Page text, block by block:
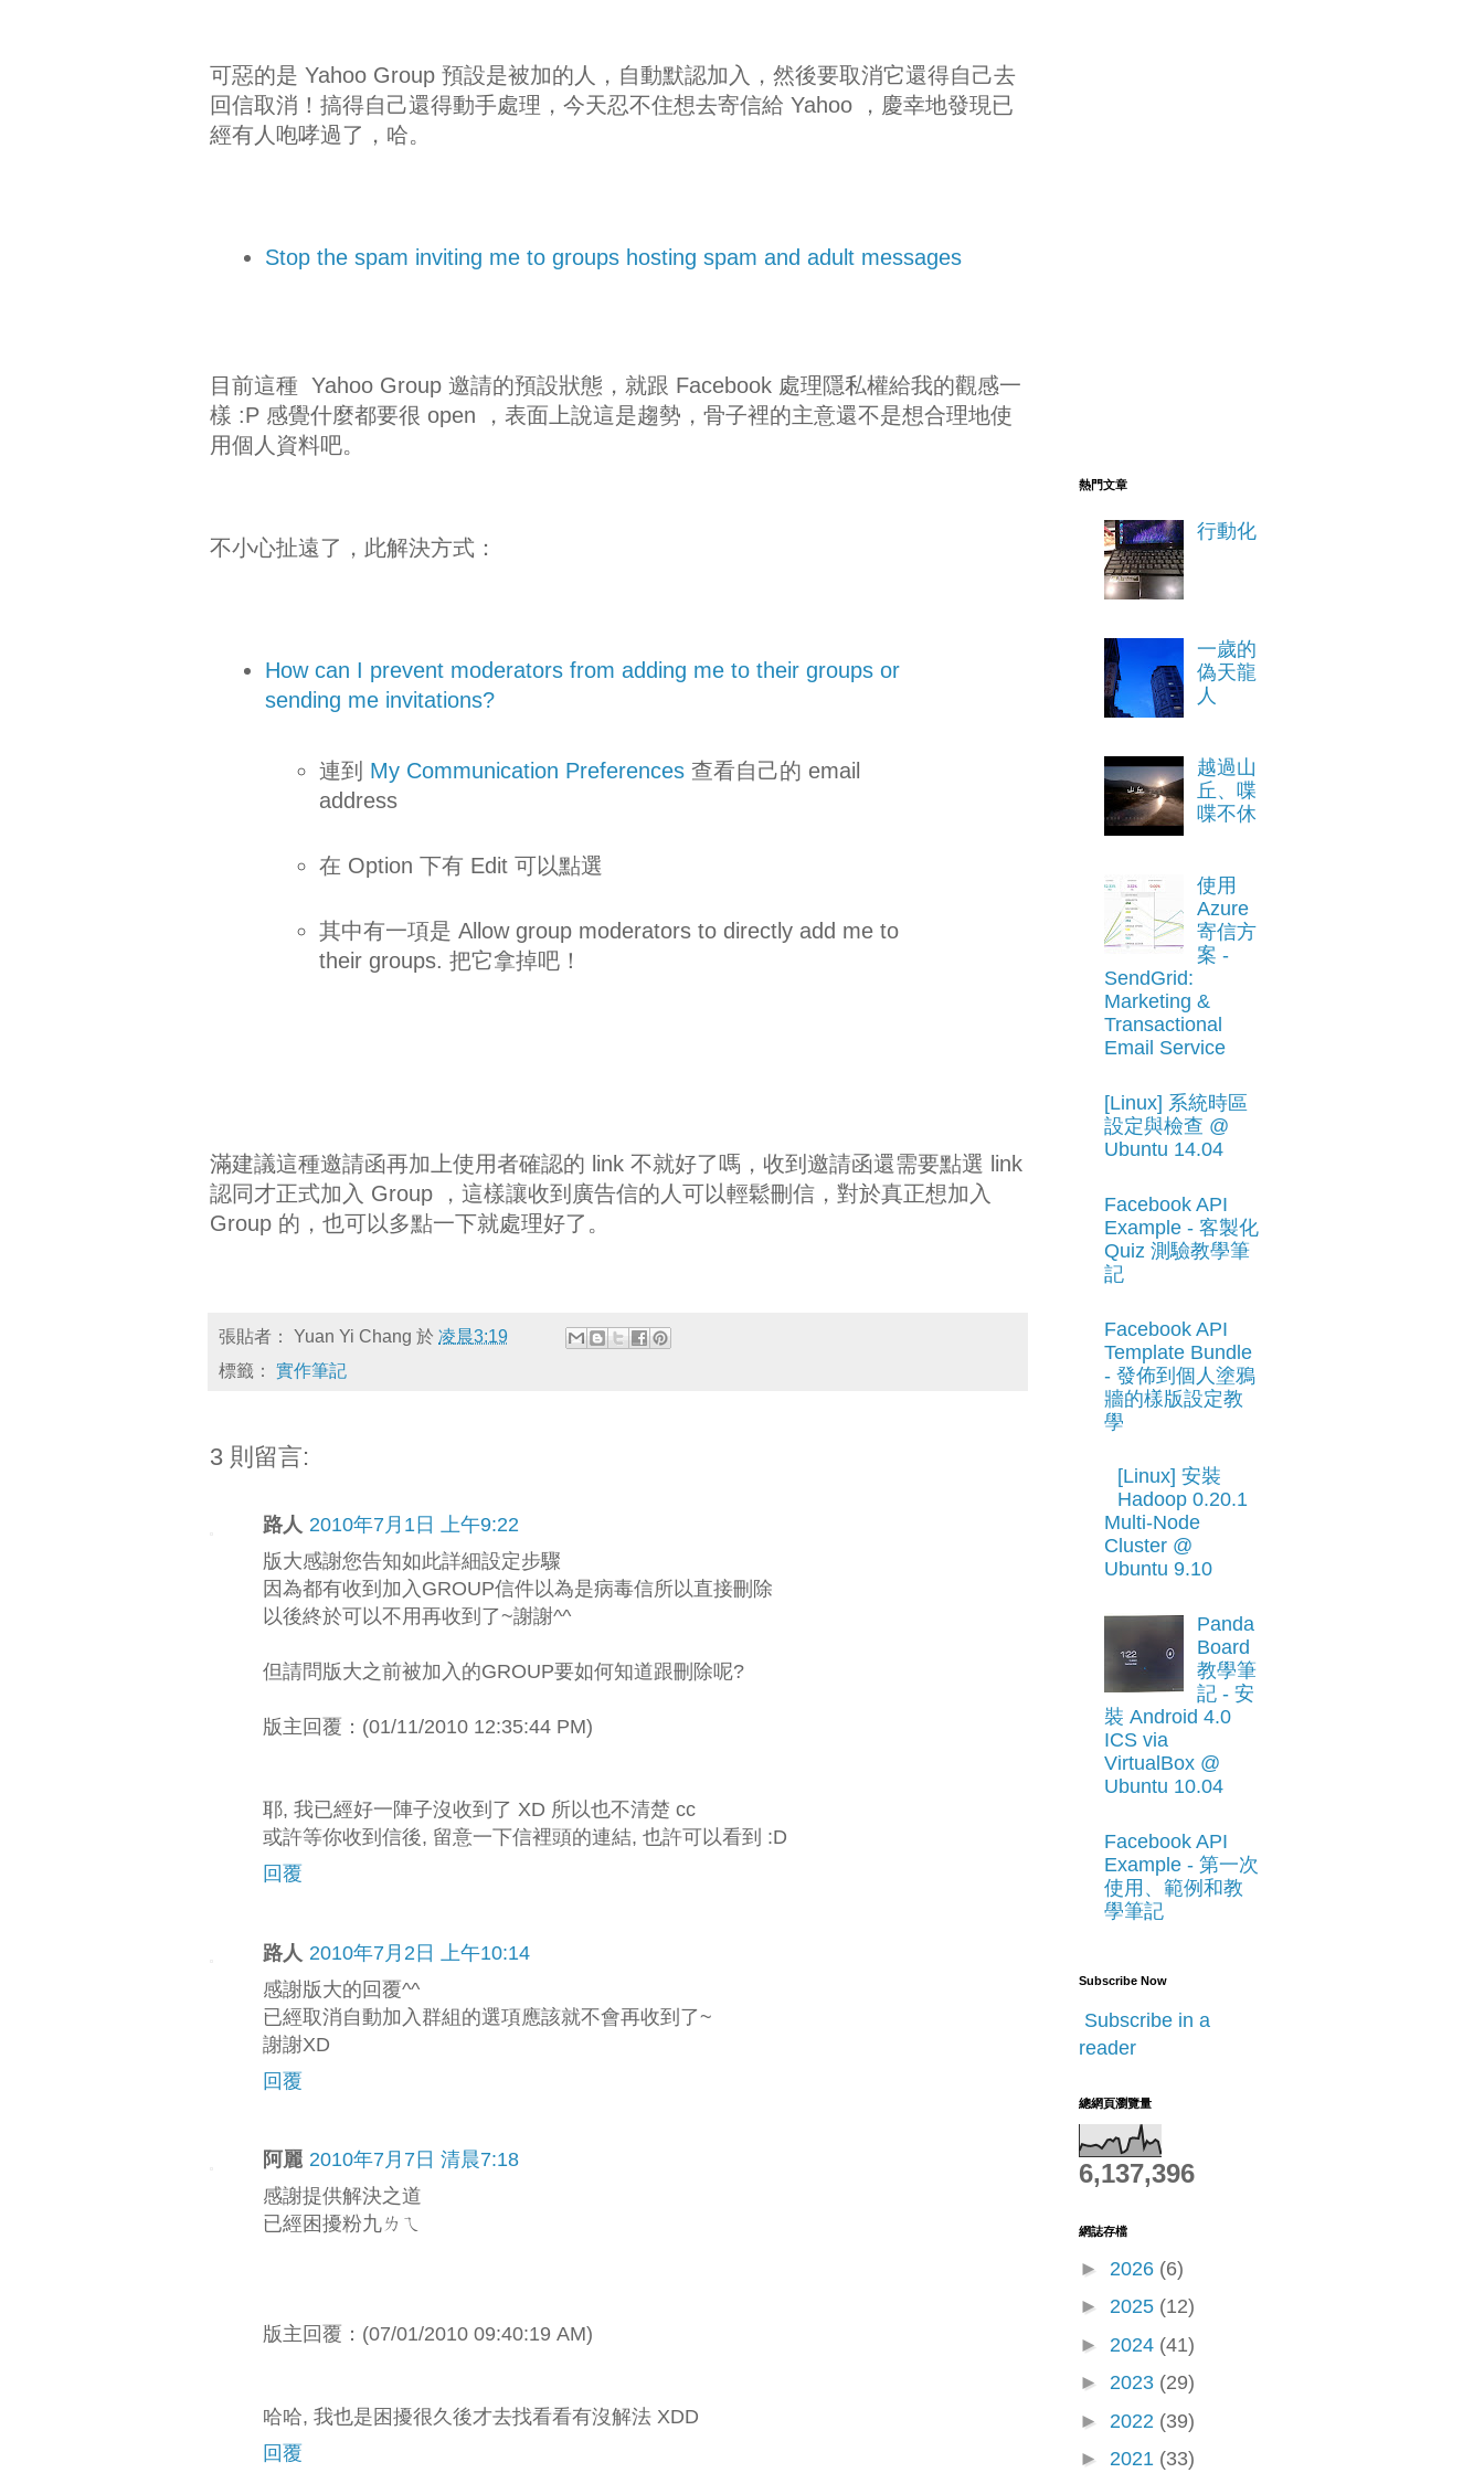
可惡的是 Yahoo Group 預設是被加的人，自動默認加入，然後要取消它還得自己去
回信取消！搞得自己還得動手處理，今天忍不住想去寄信給 Yahoo ，慶幸地發現已
經有人咆哮過了，哈。
Stop the spam inviting me to groups hosting spam and adult messages
目前這種 Yahoo Group 邀請的預設狀態，就跟 Facebook 處理隱私權給我的觀感一
樣 :P 感覺什麼都要很 open ，表面上說這是趨勢，骨子裡的主意還不是想合理地使
用個人資料吧。
不小心扯遠了，此解決方式：
How can I prevent moderators from adding me to their groups or
sending me invitations?
連到 My Communication Preferences 查看自己的 email
address
在 Option 下有 Edit 可以點選
其中有一項是 Allow group moderators to directly add me to
their groups. 把它拿掉吧！
滿建議這種邀請函再加上使用者確認的 link 不就好了嗎，收到邀請函還需要點選 link
認同才正式加入 Group ，這樣讓收到廣告信的人可以輕鬆刪信，對於真正想加入
Group 的，也可以多點一下就處理好了。
張貼者： Yuan Yi Chang 於 凌晨3:19
標籤： 實作筆記
3 則留言:
路人 2010年7月1日 上午9:22
版大感謝您告知如此詳細設定步驟
因為都有收到加入GROUP信件以為是病毒信所以直接刪除
以後終於可以不用再收到了~謝謝^^
但請問版大之前被加入的GROUP要如何知道跟刪除呢?
版主回覆：(01/11/2010 12:35:44 PM)
耶, 我已經好一陣子沒收到了 XD 所以也不清楚 cc
或許等你收到信後, 留意一下信裡頭的連結, 也許可以看到 :D
回覆
路人 2010年7月2日 上午10:14
感謝版大的回覆^^
已經取消自動加入群組的選項應該就不會再收到了~
謝謝XD
回覆
阿麗 2010年7月7日 清晨7:18
感謝提供解決之道
已經困擾粉九ㄌㄟ
版主回覆：(07/01/2010 09:40:19 AM)
哈哈, 我也是困擾很久後才去找看看有沒解法 XDD
回覆
熱門文章
行動化
一歲的
偽天龍
人
越過山
丘、喋
喋不休
使用
Azure
寄信方
案 -
SendGrid:
Marketing &
Transactional
Email Service
[Linux] 系統時區
設定與檢查 @
Ubuntu 14.04
Facebook API
Example - 客製化
Quiz 測驗教學筆
記
Facebook API
Template Bundle
- 發佈到個人塗鴉
牆的樣版設定教
學
[Linux] 安裝
Hadoop 0.20.1
Multi-Node
Cluster @
Ubuntu 9.10
Panda
Board
教學筆
記 - 安
裝 Android 4.0
ICS via
VirtualBox @
Ubuntu 10.04
Facebook API
Example - 第一次
使用、範例和教
學筆記
Subscribe Now
Subscribe in a
reader
總網頁瀏覽量
6,137,396
網誌存檔
► 2026 (6)
► 2025 (12)
► 2024 (41)
► 2023 (29)
► 2022 (39)
► 2021 (33)